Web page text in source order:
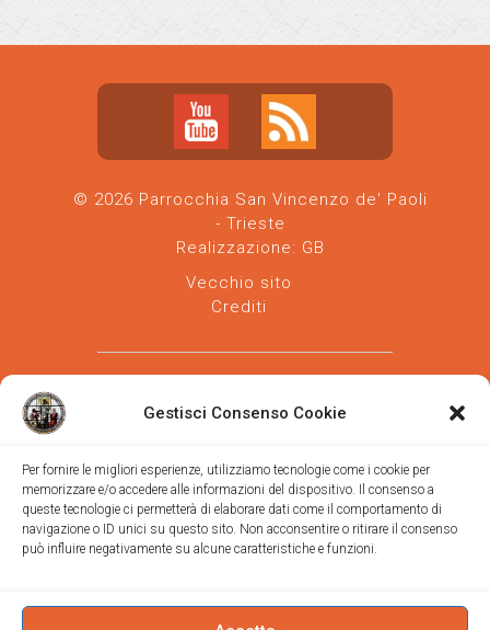
Gestisci Consenso Cookie
Per fornire le migliori esperienze, utilizziamo tecnologie come i cookie per
memorizzare e/o accedere alle informazioni del dispositivo. Il consenso a
queste tecnologie ci permetterà di elaborare dati come il comportamento di
navigazione o ID unici su questo sito. Non acconsentire o ritirare il consenso
può influire negativamente su alcune caratteristiche e funzioni.
© 2026 Parrocchia San Vincenzo de' Paoli
- Trieste
Realizzazione: GB
Vecchio sito
Crediti
Parrocchia san Vincenzo de' Paoli-Diocesi
di Trieste
via Vittorino da Feltre, 11 (chiesa)
Trieste